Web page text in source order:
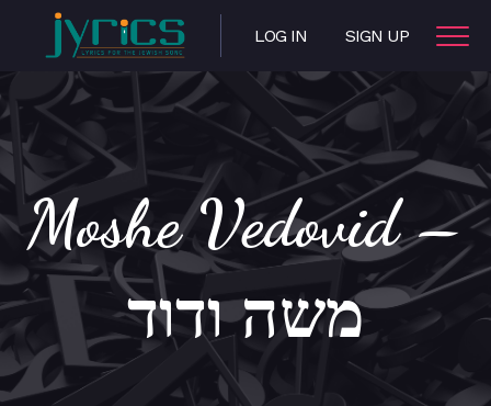
LOG IN SIGN UP
Moshe Vedovid –
משה ודוד